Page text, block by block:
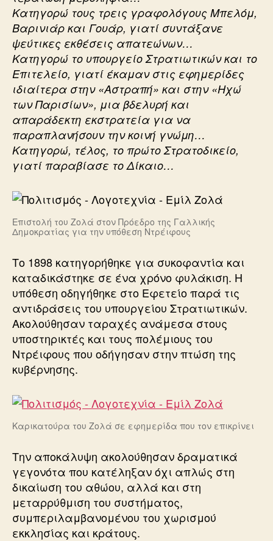
Κατηγορώ τους τρεις γραφολόγους Μπελόμ,
Βαρινιάρ και Γουάρ, γιατί συντάξανε
ψεύτικες εκθέσεις απατεώνων…
Κατηγορώ το υπουργείο Στρατιωτικών και το
Επιτελείο, γιατί έκαμαν στις εφημερίδες
ιδιαίτερα στην «Αστραπή» και στην «Ηχώ
των Παρισίων», μια βδελυρή και
απαράδεκτη εκστρατεία για να
παραπλανήσουν την κοινή γνώμη…
Κατηγορώ, τέλος, το πρώτο Στρατοδικείο,
γιατί παραβίασε το Δίκαιο…
Επιστολή του Ζολά στον Πρόεδρο της Γαλλικής
Δημοκρατίας για την υπόθεση Ντρέιφους
Το 1898 κατηγορήθηκε για συκοφαντία και
καταδικάστηκε σε ένα χρόνο φυλάκιση. Η
υπόθεση οδηγήθηκε στο Εφετείο παρά τις
αντιδράσεις του υπουργείου Στρατιωτικών.
Ακολούθησαν ταραχές ανάμεσα στους
υποστηρικτές και τους πολέμιους του
Ντρέιφους που οδήγησαν στην πτώση της
κυβέρνησης.
Καρικατούρα του Ζολά σε εφημερίδα που τον επικρίνει
Την αποκάλυψη ακολούθησαν δραματικά
γεγονότα που κατέληξαν όχι απλώς στη
δικαίωση του αθώου, αλλά και στη
μεταρρύθμιση του συστήματος,
συμπεριλαμβανομένου του χωρισμού
εκκλησίας και κράτους.